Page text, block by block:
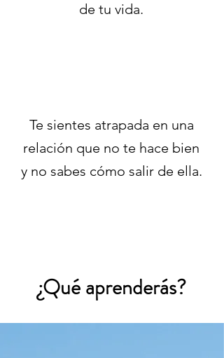
de tu vida.
Te sientes atrapada en una
relación que no te hace bien
y no sabes cómo salir de ella.
¿Qué aprenderás?